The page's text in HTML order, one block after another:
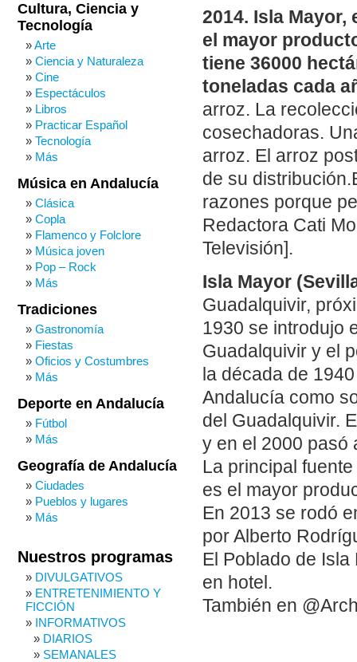
2014. Isla Mayor,
el mayor
tiene 36000
toneladas cada
arroz. La
cosechadoras.
arroz. El arroz
de su
razones porque
Redactora Cati
Televisión].
Isla Mayor
Guadalquivir,
1930 se introdujo
Guadalquivir y el
la década de
Andalucía como
del Guadalquivir.
y en el 2000 pasó
La principal
es el mayor
En 2013 se rodó
por Alberto
El Poblado de
en hotel.
También en
Cultura, Ciencia y
Tecnología
Arte
Ciencia y Naturaleza
Cine
Espectáculos
Libros
Practicar Español
Tecnología
Más
Música en Andalucía
Clásica
Copla
Flamenco y Folclore
Música joven
Pop – Rock
Más
Tradiciones
Gastronomía
Fiestas
Oficios y Costumbres
Más
Deporte en Andalucía
Fútbol
Más
Geografía de Andalucía
Ciudades
Pueblos y lugares
Más
Nuestros programas
DIVULGATIVOS
ENTRETENIMIENTO Y
FICCIÓN
INFORMATIVOS
DIARIOS
SEMANALES